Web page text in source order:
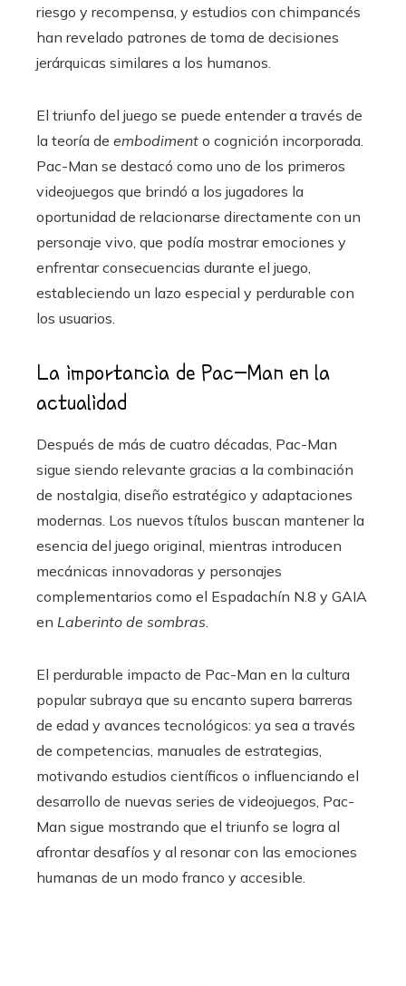
riesgo y recompensa, y estudios con chimpancés
han revelado patrones de toma de decisiones
jerárquicas similares a los humanos.
El triunfo del juego se puede entender a través de
la teoría de embodiment o cognición incorporada.
Pac-Man se destacó como uno de los primeros
videojuegos que brindó a los jugadores la
oportunidad de relacionarse directamente con un
personaje vivo, que podía mostrar emociones y
enfrentar consecuencias durante el juego,
estableciendo un lazo especial y perdurable con
los usuarios.
La importancia de Pac-Man en la
actualidad
Después de más de cuatro décadas, Pac-Man
sigue siendo relevante gracias a la combinación
de nostalgia, diseño estratégico y adaptaciones
modernas. Los nuevos títulos buscan mantener la
esencia del juego original, mientras introducen
mecánicas innovadoras y personajes
complementarios como el Espadachín N.8 y GAIA
en Laberinto de sombras
El perdurable impacto de Pac-Man en la cultura
popular subraya que su encanto supera barreras
de edad y avances tecnológicos: ya sea a través
de competencias, manuales de estrategias,
motivando estudios científicos o influenciando el
desarrollo de nuevas series de videojuegos, Pac-
Man sigue mostrando que el triunfo se logra al
afrontar desafíos y al resonar con las emociones
humanas de un modo franco y accesible.